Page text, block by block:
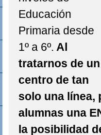
STEAM: TALLER DE
VISITA
Educación
Primaria desde
1º a 6º. Al
tratarnos de un
centro de tan
solo una línea,
alumnas una
la posibilidad